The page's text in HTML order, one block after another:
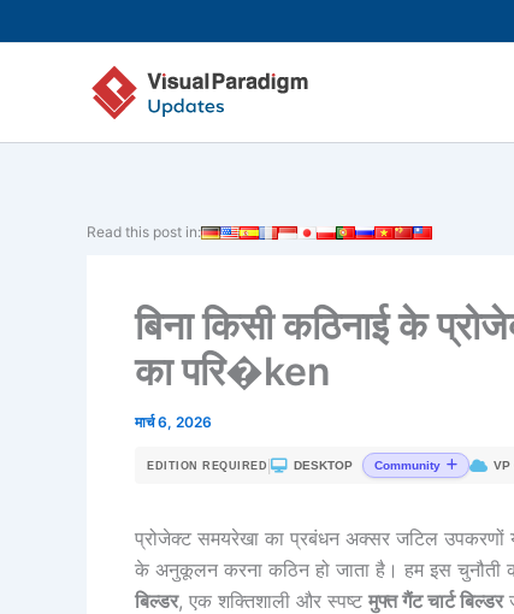
to
Read this post in:
बिना किसी कठिनाई के
का परि�ken
मार्च 6, 2026
EDITION REQUIRED DESKTOP Community VP
प्रोजेक्ट समयरेखा का प्रबंधन अक्सर जटिल उपकरणों
के अनुकूलन करना कठिन हो जाता है। हम इस चुनौती
बिल्डर, एक शक्तिशाली और स्पष्ट मुफ्त गैंट चार्ट बिल्डर